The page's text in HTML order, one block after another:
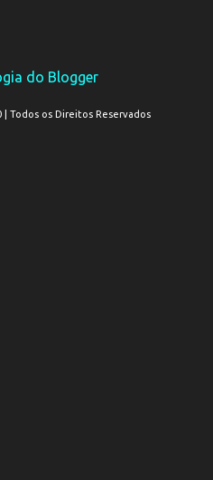
do Blogger
| Todos os Direitos Reservados